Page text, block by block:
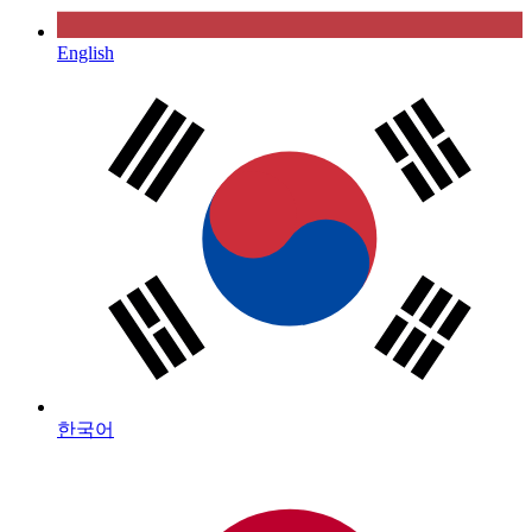
English
한국어